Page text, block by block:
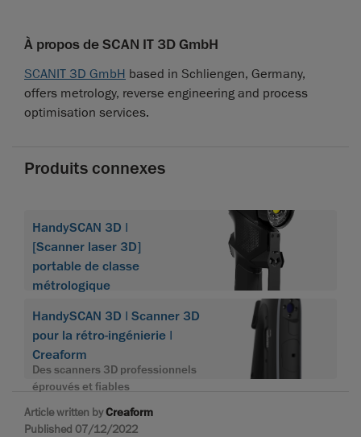
À propos de SCAN IT 3D GmbH
SCANIT 3D GmbH based in Schliengen, Germany,
offers metrology, reverse engineering and process
optimisation services.
Produits connexes
HandySCAN 3D |
[Scanner laser 3D]
portable de classe
métrologique
HandySCAN 3D | Scanner 3D
pour la rétro-ingénierie |
Creaform
Des scanners 3D professionnels
éprouvés et fiables
Article written byCreaform
Published 07/12/2022